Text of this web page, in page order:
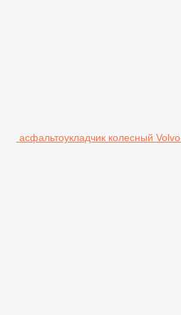
асфальтоукладчик колесный